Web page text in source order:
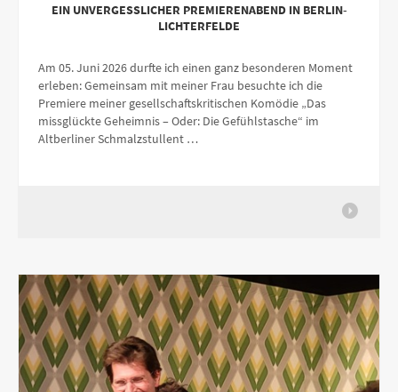
EIN UNVERGESSLICHER PREMIERENABEND IN BERLIN-
LICHTERFELDE
Am 05. Juni 2026 durfte ich einen ganz besonderen Moment
erleben: Gemeinsam mit meiner Frau besuchte ich die
Premiere meiner gesellschaftskritischen Komödie „Das
missglückte Geheimnis – Oder: Die Gefühlstasche“ im
Altberliner Schmalzstullent …